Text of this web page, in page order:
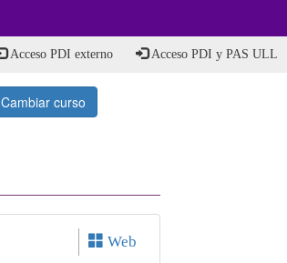
Acceso PDI externo Acceso PDI y PAS ULL
Cambiar curso
Web